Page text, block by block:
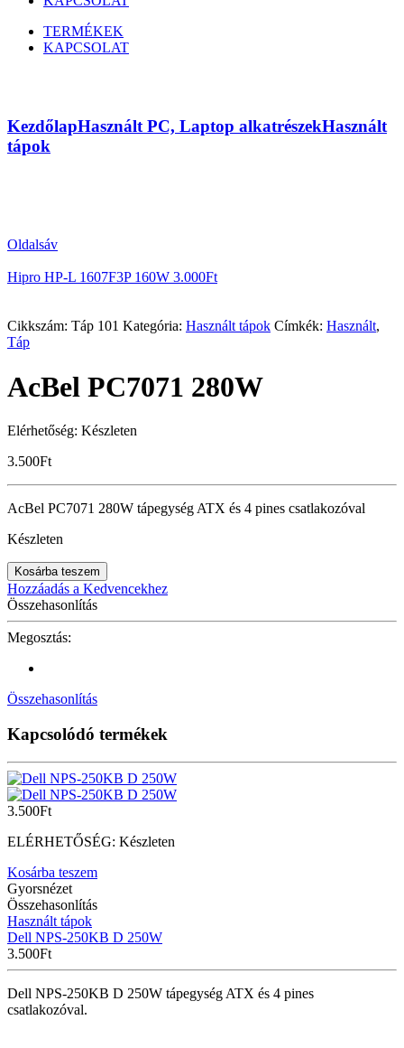
TERMÉKEK
KAPCSOLAT
KezdőlapHasznált PC, Laptop alkatrészekHasznált
tápok
Oldalsáv
Hipro HP-L 1607F3P 160W 3.000Ft
Cikkszám: Táp 101 Kategória: Használt tápok Címkék: Használt,
Táp
AcBel PC7071 280W
Elérhetőség: Készleten
3.500Ft
AcBel PC7071 280W tápegység ATX és 4 pines csatlakozóval
Készleten
Kosárba teszem
Hozzáadás a Kedvencekhez
Összehasonlítás
Megosztás:
Összehasonlítás
Kapcsolódó termékek
3.500Ft
ELÉRHETŐSÉG: Készleten
Kosárba teszem
Gyorsnézet
Összehasonlítás
Használt tápok
Dell NPS-250KB D 250W
3.500Ft
Dell NPS-250KB D 250W tápegység ATX és 4 pines
csatlakozóval.